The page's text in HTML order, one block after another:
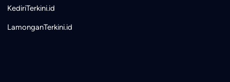
KediriTerkini.id
LamonganTerkini.id